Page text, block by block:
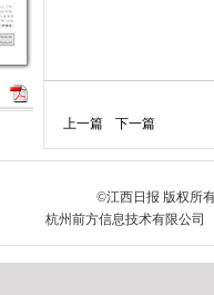
上一篇 下一篇